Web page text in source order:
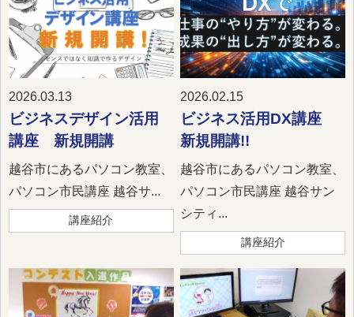
2026.03.13
ビジネスデザイン活用
講座 新規開講
越谷市にあるパソコン教室、
パソコン市民講座 越谷サ...
講座紹介
2026.02.15
ビジネス活用DX講座
新規開講!!
越谷市にあるパソコン教室、
パソコン市民講座 越谷サン
シティ...
講座紹介